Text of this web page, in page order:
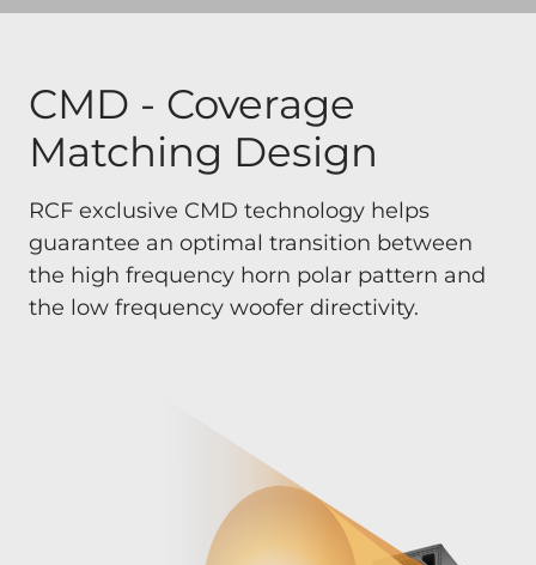
CMD - Coverage
Matching Design
RCF exclusive CMD technology helps
guarantee an optimal transition between
the high frequency horn polar pattern and
the low frequency woofer directivity.